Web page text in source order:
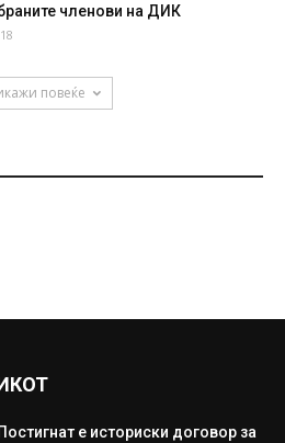
членови на ДИК
повеќе
е историски договор за